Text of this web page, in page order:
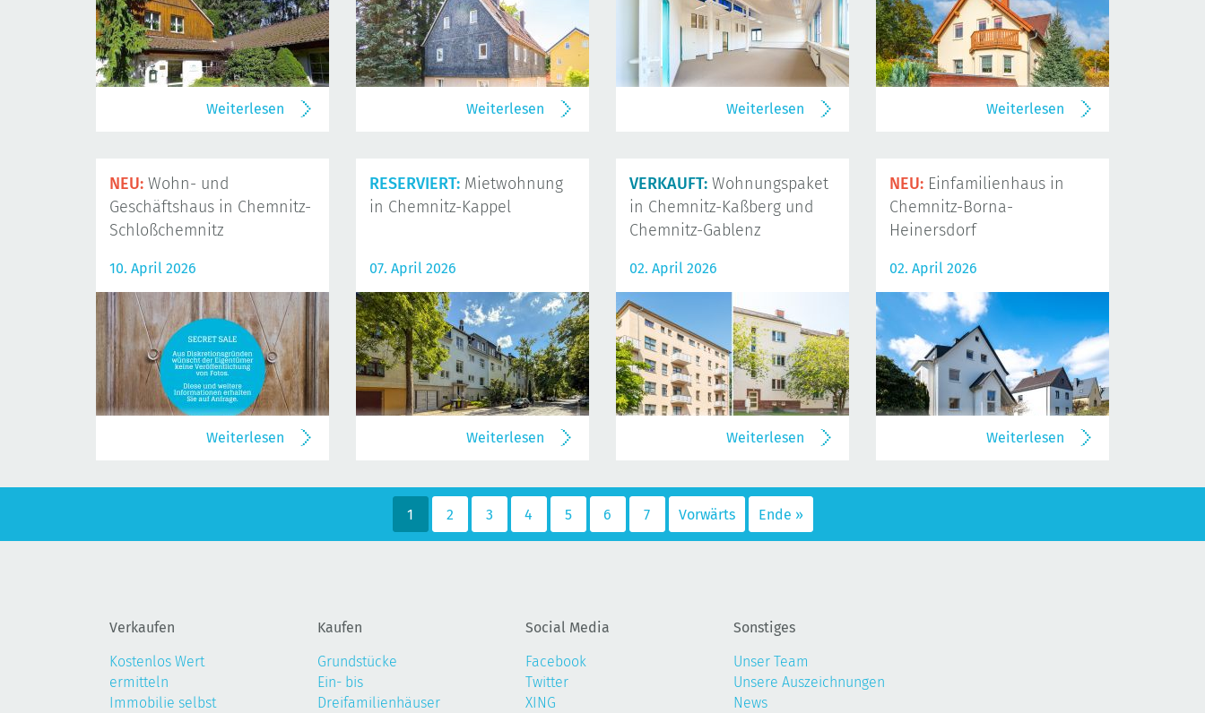
Weiterlesen Weiterlesen Weiterlesen Weiterlesen
NEU: Wohn- und
Geschäftshaus in Chemnitz-
Schloßchemnitz
10. April 2026
Weiterlesen
RESERVIERT: Mietwohnung
in Chemnitz-Kappel
07. April 2026
Weiterlesen
VERKAUFT: Wohnungspaket
in Chemnitz-Kaßberg und
Chemnitz-Gablenz
02. April 2026
Weiterlesen
NEU: Einfamilienhaus in
Chemnitz-Borna-
Heinersdorf
02. April 2026
Weiterlesen
1 2 3 4 5 6 7 Vorwärts Ende »
Verkaufen
Kostenlos Wert
ermitteln
Immobilie selbst
Kaufen
Grundstücke
Ein- bis
Dreifamilienhäuser
Social Media
Facebook
Twitter
XING
Sonstiges
Unser Team
Unsere Auszeichnungen
News